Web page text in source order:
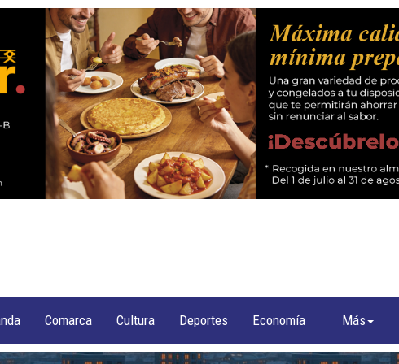
Comarca Cultura Deportes Economía Más